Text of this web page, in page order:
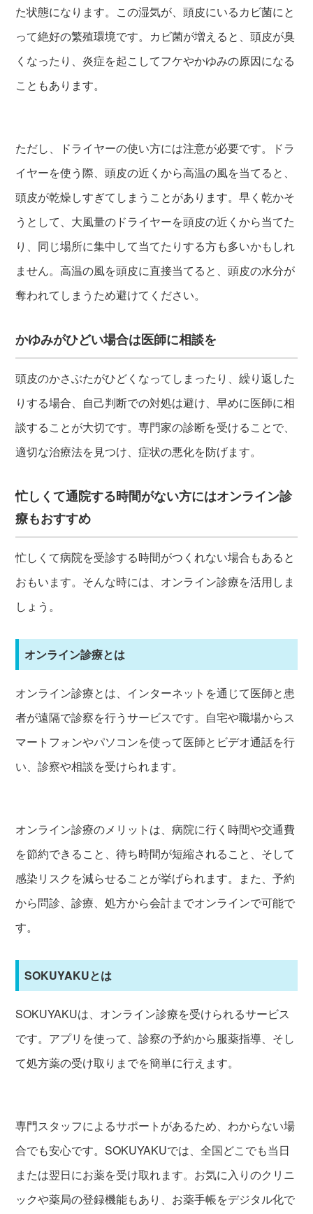
た状態になります。この湿気が、頭皮にいるカビ菌にと
って絶好の繁殖環境です。カビ菌が増えると、頭皮が臭
くなったり、炎症を起こしてフケやかゆみの原因になる
こともあります。
ただし、ドライヤーの使い方には注意が必要です。ドラ
イヤーを使う際、頭皮の近くから高温の風を当てると、
頭皮が乾燥しすぎてしまうことがあります。早く乾かそ
うとして、大風量のドライヤーを頭皮の近くから当てた
り、同じ場所に集中して当てたりする方も多いかもしれ
ません。高温の風を頭皮に直接当てると、頭皮の水分が
奪われてしまうため避けてください。
かゆみがひどい場合は医師に相談を
頭皮のかさぶたがひどくなってしまったり、繰り返した
りする場合、自己判断での対処は避け、早めに医師に相
談することが大切です。専門家の診断を受けることで、
適切な治療法を見つけ、症状の悪化を防げます。
忙しくて通院する時間がない方にはオンライン診
療もおすすめ
忙しくて病院を受診する時間がつくれない場合もあると
おもいます。そんな時には、オンライン診療を活用しま
しょう。
オンライン診療とは
オンライン診療とは、インターネットを通じて医師と患
者が遠隔で診察を行うサービスです。自宅や職場からス
マートフォンやパソコンを使って医師とビデオ通話を行
い、診察や相談を受けられます。
オンライン診療のメリットは、病院に行く時間や交通費
を節約できること、待ち時間が短縮されること、そして
感染リスクを減らせることが挙げられます。また、予約
から問診、診療、処方から会計までオンラインで可能で
す。
SOKUYAKUとは
SOKUYAKUは、オンライン診療を受けられるサービス
です。アプリを使って、診察の予約から服薬指導、そし
て処方薬の受け取りまでを簡単に行えます。
専門スタッフによるサポートがあるため、わからない場
合でも安心です。SOKUYAKUでは、全国どこでも当日
または翌日にお薬を受け取れます。お気に入りのクリニ
ックや薬局の登録機能もあり、お薬手帳をデジタル化で